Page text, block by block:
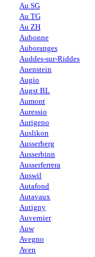
Au SG
Au TG
Au ZH
Aubonne
Auboranges
Auddes-sur-Riddes
Auenstein
Augio
Augst BL
Aumont
Auressio
Aurigeno
Auslikon
Ausserberg
Ausserbinn
Ausserferrera
Auswil
Autafond
Autavaux
Autigny
Auvernier
Auw
Avegno
Aven